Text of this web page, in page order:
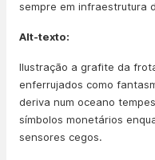
sempre em infraestrutura
Alt-texto:
Ilustração a grafite da
enferrujados como
deriva num oceano
símbolos monetários
sensores cegos.